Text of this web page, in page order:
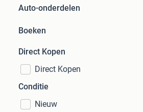
Auto-onderdelen
Boeken
Direct Kopen
Direct Kopen
Conditie
Nieuw